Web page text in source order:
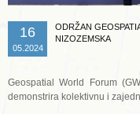
16
05.2024
ODRŽAN
NIZOZEMSKA
Geospatial World Forum
demonstrira kolektivnu i